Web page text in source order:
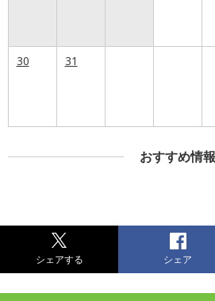
30 31
おすすめ情報
シェアする シェア